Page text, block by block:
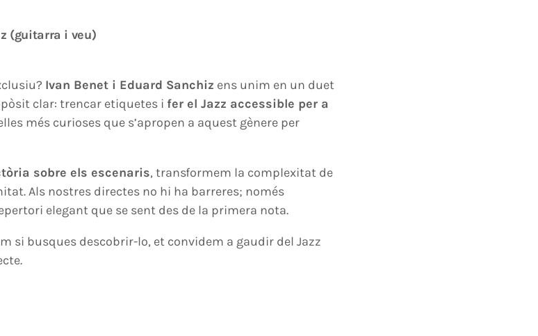
(guitarra i veu)
Ivan Benet i Eduard Sanchiz ens unim en un duet
clar: trencar etiquetes i fer el Jazz accessible per a
més curioses que s’apropen a aquest gènere per
sobre els escenaris, transformem la complexitat de
Als nostres directes no hi ha barreres; només
elegant que se sent des de la primera nota.
si busques descobrir-lo, et convidem a gaudir del Jazz